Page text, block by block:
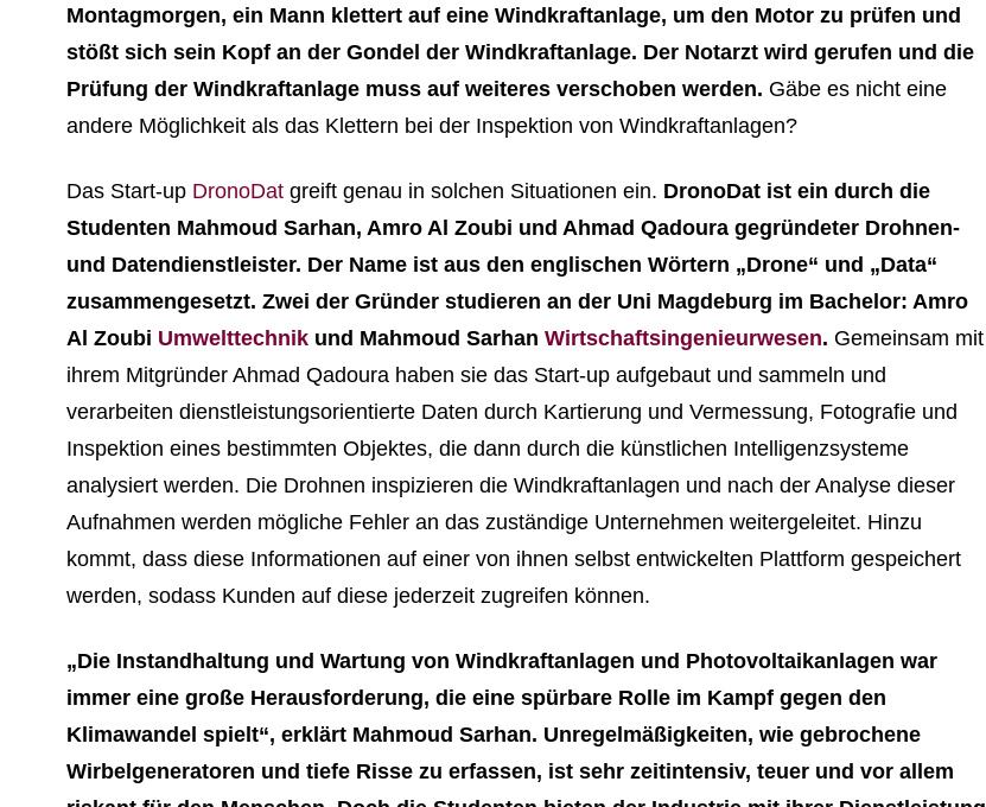
Montagmorgen, ein Mann klettert auf eine Windkraftanlage, um den Motor zu prüfen und
stößt sich sein Kopf an der Gondel der Windkraftanlage. Der Notarzt wird gerufen und die
Prüfung der Windkraftanlage muss auf weiteres verschoben werden. Gäbe es nicht eine
andere Möglichkeit als das Klettern bei der Inspektion von Windkraftanlagen?
Das Start-up DronoDat greift genau in solchen Situationen ein. DronoDat ist ein durch die
Studenten Mahmoud Sarhan, Amro Al Zoubi und Ahmad Qadoura gegründeter Drohnen-
und Datendienstleister. Der Name ist aus den englischen Wörtern „Drone“ und „Data“
zusammengesetzt. Zwei der Gründer studieren an der Uni Magdeburg im Bachelor: Amro
Al Zoubi Umwelttechnik und Mahmoud Sarhan Wirtschaftsingenieurwesen. Gemeinsam mit
ihrem Mitgründer Ahmad Qadoura haben sie das Start-up aufgebaut und sammeln und
verarbeiten dienstleistungsorientierte Daten durch Kartierung und Vermessung, Fotografie und
Inspektion eines bestimmten Objektes, die dann durch die künstlichen Intelligenzsysteme
analysiert werden. Die Drohnen inspizieren die Windkraftanlagen und nach der Analyse dieser
Aufnahmen werden mögliche Fehler an das zuständige Unternehmen weitergeleitet. Hinzu
kommt, dass diese Informationen auf einer von ihnen selbst entwickelten Plattform gespeichert
werden, sodass Kunden auf diese jederzeit zugreifen können.
„Die Instandhaltung und Wartung von Windkraftanlagen und Photovoltaikanlagen war
immer eine große Herausforderung, die eine spürbare Rolle im Kampf gegen den
Klimawandel spielt“, erklärt Mahmoud Sarhan. Unregelmäßigkeiten, wie gebrochene
Wirbelgeneratoren und tiefe Risse zu erfassen, ist sehr zeitintensiv, teuer und vor allem